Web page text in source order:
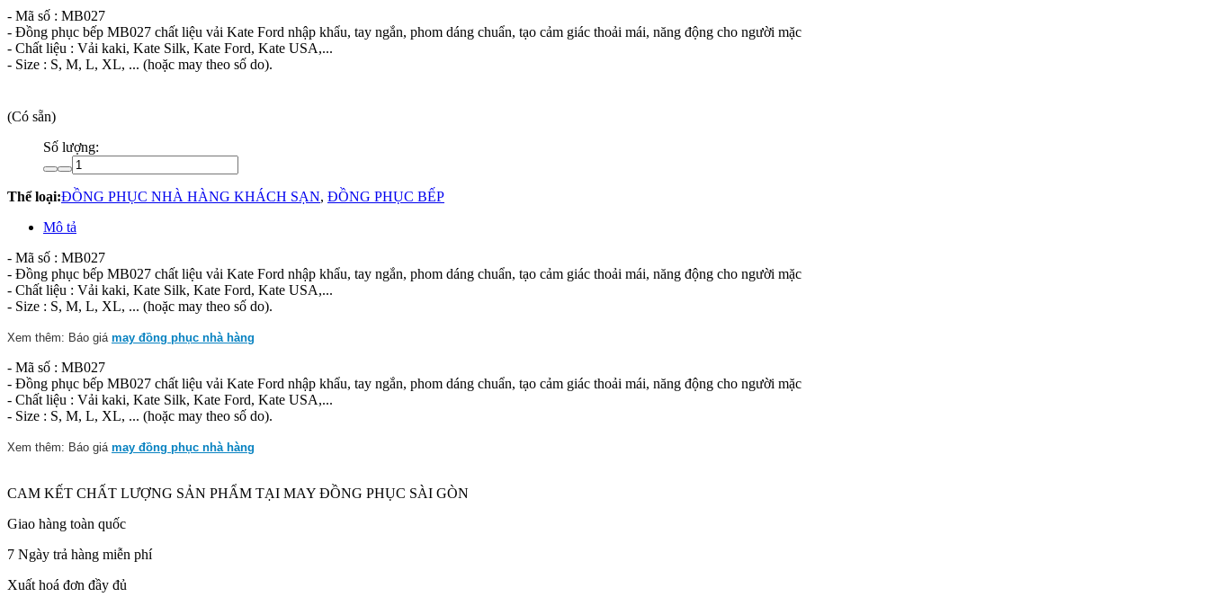
- Mã số : MB027
- Đồng phục bếp MB027 chất liệu vải Kate Ford nhập khẩu, tay ngắn, phom dáng chuẩn, tạo cảm giác thoải mái, năng động cho người mặc
- Chất liệu : Vải kaki, Kate Silk, Kate Ford, Kate USA,...
- Size : S, M, L, XL, ... (hoặc may theo số do).
(Có sẵn)
Số lượng:
Thể loại:ĐỒNG PHỤC NHÀ HÀNG KHÁCH SẠN, ĐỒNG PHỤC BẾP
Mô tả
- Mã số : MB027
- Đồng phục bếp MB027 chất liệu vải Kate Ford nhập khẩu, tay ngắn, phom dáng chuẩn, tạo cảm giác thoải mái, năng động cho người mặc
- Chất liệu : Vải kaki, Kate Silk, Kate Ford, Kate USA,...
- Size : S, M, L, XL, ... (hoặc may theo số do).
Xem thêm: Báo giá may đồng phục nhà hàng
- Mã số : MB027
- Đồng phục bếp MB027 chất liệu vải Kate Ford nhập khẩu, tay ngắn, phom dáng chuẩn, tạo cảm giác thoải mái, năng động cho người mặc
- Chất liệu : Vải kaki, Kate Silk, Kate Ford, Kate USA,...
- Size : S, M, L, XL, ... (hoặc may theo số do).
Xem thêm: Báo giá may đồng phục nhà hàng
CAM KẾT CHẤT LƯỢNG SẢN PHẨM TẠI MAY ĐỒNG PHỤC SÀI GÒN
Giao hàng toàn quốc
7 Ngày trả hàng miễn phí
Xuất hoá đơn đầy đủ